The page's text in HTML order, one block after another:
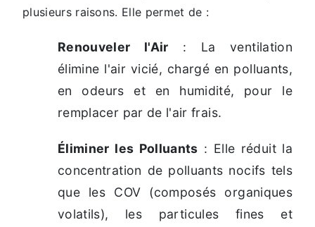
plusieurs raisons. Elle permet de :
Renouveler l'Air : La ventilation
élimine l'air vicié, chargé en polluants,
en odeurs et en humidité, pour le
remplacer par de l'air frais.
Éliminer les Polluants : Elle réduit la
concentration de polluants nocifs tels
que les COV (composés organiques
volatils), les particules fines et